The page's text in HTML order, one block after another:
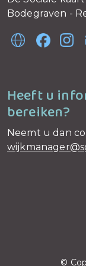
Bodegraven -
Heeft u
bereiken?
Neemt u dan
©